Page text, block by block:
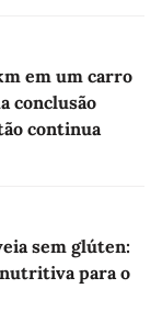
em um carro
conclusão
continua
sem glúten:
para o